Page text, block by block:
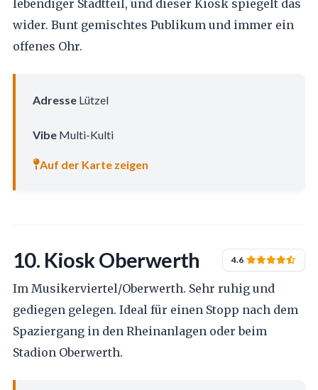
lebendiger Stadtteil, und dieser Kiosk spiegelt das
wider. Bunt gemischtes Publikum und immer ein
offenes Ohr.
AdresseLützel
VibeMulti-Kulti
Auf der Karte zeigen
10. Kiosk Oberwerth 4.6
Im Musikerviertel/Oberwerth. Sehr ruhig und
gediegen gelegen. Ideal für einen Stopp nach dem
Spaziergang in den Rheinanlagen oder beim
Stadion Oberwerth.